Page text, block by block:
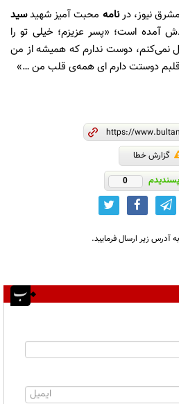
نیوز، درنامه محبت آمیز شهیدسید
آمده است؛ «پسر عزیزم؛ خیلی تو را
نمی‌کنم، دوست ندارم که همیشه از من
قلبم دوستت دارم ای همه‌ی قلب من …»
گزارش خطا
پسندیدم 0
آدرس زیر ارسال فرمایید.